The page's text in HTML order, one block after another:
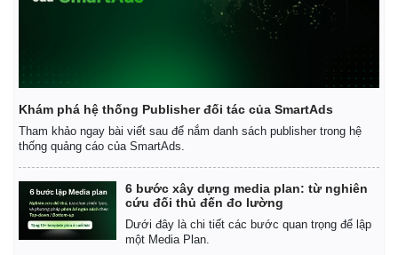
Khám phá hệ thống Publisher đối tác của SmartAds
Tham khảo ngay bài viết sau để nắm danh sách publisher trong hệ
thống quảng cáo của SmartAds.
6 bước xây dựng media plan: từ nghiên
cứu đối thủ đến đo lường
Dưới đây là chi tiết các bước quan trọng để lập
một Media Plan.